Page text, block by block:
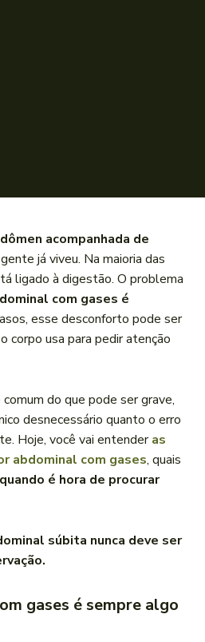
acompanhada de
já viveu. Na maioria das
ligado à digestão. O problema
com gases é
esse desconforto pode ser
corpo usa para pedir atenção
do que pode ser grave,
desnecessário quanto o erro
Hoje, você vai entenderas
abdominal com gases, quais
quando é hora de procurar
súbita nunca deve ser
gases é sempre algo